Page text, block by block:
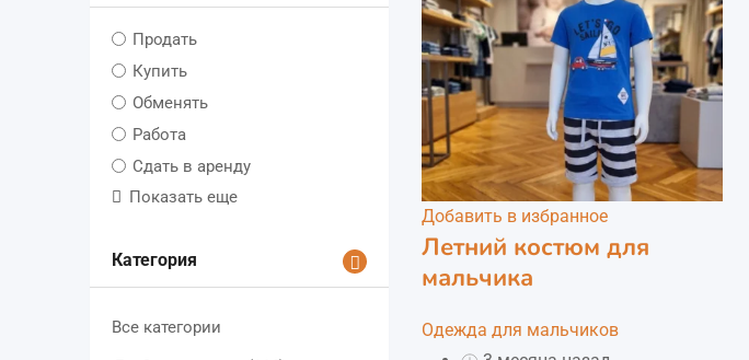
Продать
Купить
Обменять
Работа
Сдать в аренду
Показать еще
Категория
Все категории
Добавить в избранное
Летний костюм для
мальчика
Одежда для мальчиков